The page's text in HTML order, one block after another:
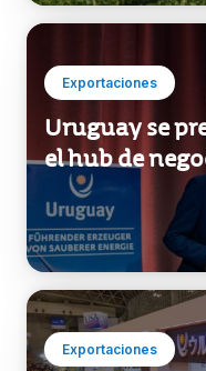
Exportaciones
Uruguay se
el hub de
Exportaciones